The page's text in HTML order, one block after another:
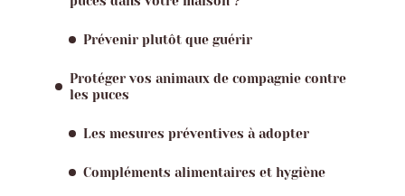
Prévenir plutôt que guérir
Protéger vos animaux de compagnie contre
les puces
Les mesures préventives à adopter
Compléments alimentaires et hygiène